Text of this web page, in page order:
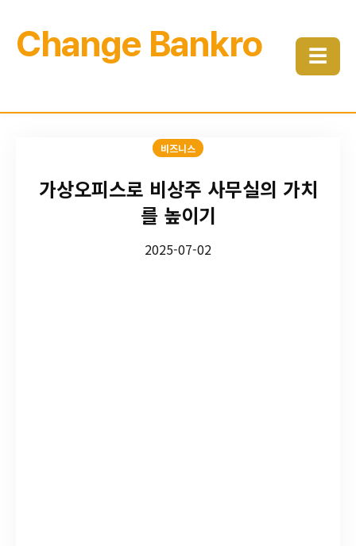
Change Bankro ☰
비즈니스
가상오피스로 비상주 사무실의 가치
를 높이기
2025-07-02